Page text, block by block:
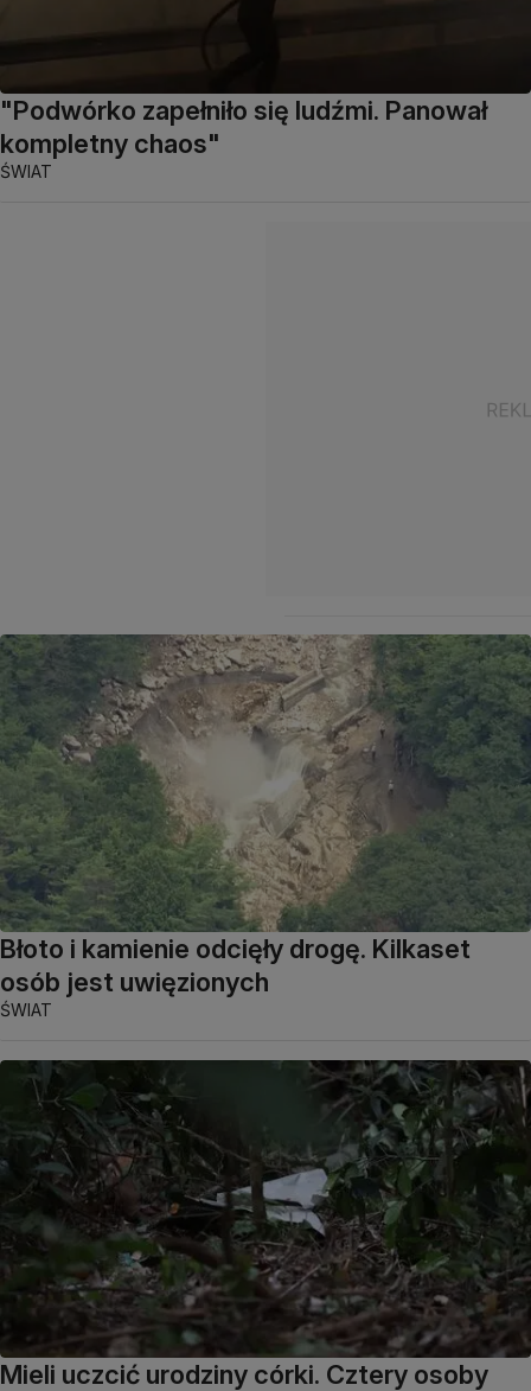
"Podwórko zapełniło się ludźmi. Panował
kompletny chaos"
ŚWIAT
Błoto i kamienie odcięły drogę. Kilkaset
osób jest uwięzionych
ŚWIAT
Mieli uczcić urodziny córki. Cztery osoby